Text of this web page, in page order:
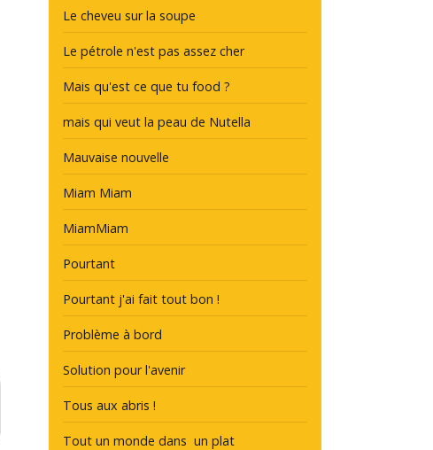
Le cheveu sur la soupe
Le pétrole n'est pas assez cher
Mais qu'est ce que tu food ?
mais qui veut la peau de Nutella
Mauvaise nouvelle
Miam Miam
MiamMiam
Pourtant
Pourtant j'ai fait tout bon !
Problème à bord
Solution pour l'avenir
Tous aux abris !
Tout un monde dans un plat